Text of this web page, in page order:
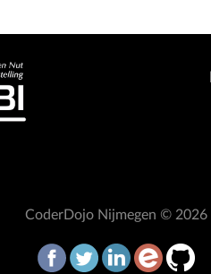
CoderDojo Nijmegen © 2026